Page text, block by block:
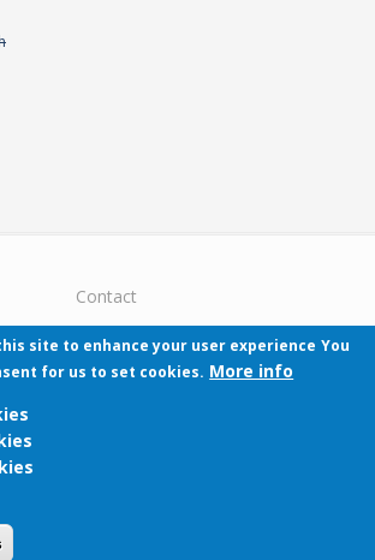
Contact
| Kancellária |
Igazgatóság 2019.
site to enhance your user experience You
for us to set cookies. More info